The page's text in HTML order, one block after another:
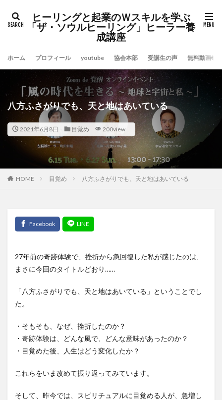
ヒーリングと起業のＷスキルを学ぶ
「ザ・ソウルヒーリング」ヒーラー養
成講座
ホーム プロフィール youtube 協会本部 受講生の声 無料動画セ
八方ふさがりでも、天と地はあいている
2021年6月8日 目覚め 200view
HOME 目覚め 八方ふさがりでも、天と地はあいている
27年前の奇跡体験で、挫折から急回復した私が感じたのは、
まさに今回のタイトルどおり……
「八方ふさがりでも、天と地はあいている」ということでし
た。
・そもそも、なぜ、挫折したのか？
・奇跡体験は、どんな風で、どんな意味があったのか？
・目覚めた後、人生はどう変化したか？
これらをいま改めて振り返ってみています。
そして、昨今では、スピリチュアルに目覚める人が、急増し